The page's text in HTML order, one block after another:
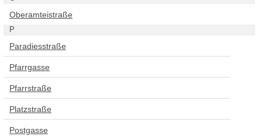
Oberamteistraße
P
Paradiesstraße
Pfarrgasse
Pfarrstraße
Platzstraße
Postgasse